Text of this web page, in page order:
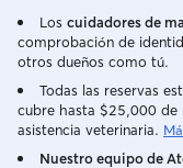
Los cuidadores de
comprobación de
otros dueños como tú.
Todas las reservas
cubre hasta $25,000 de
asistencia veterinaria.
Nuestro equipo de